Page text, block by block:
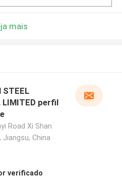
mais
STEEL
LIMITED perfil
Road Xi Shan
Jiangsu, China
verificado